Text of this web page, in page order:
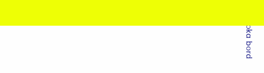
Boka bord